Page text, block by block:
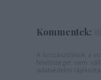
Kommentek: